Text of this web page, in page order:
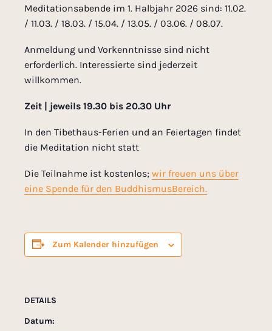
Meditationsabende im 1. Halbjahr 2026 sind: 11.02.
/ 11.03. / 18.03. / 15.04. / 13.05. / 03.06. / 08.07.
Anmeldung und Vorkenntnisse sind nicht
erforderlich. Interessierte sind jederzeit
willkommen.
Zeit | jeweils 19.30 bis 20.30 Uhr
In den Tibethaus-Ferien und an Feiertagen findet
die Meditation nicht statt
Die Teilnahme ist kostenlos; wir freuen uns über
eine Spende für den BuddhismusBereich.
Zum Kalender hinzufügen
DETAILS
Datum: